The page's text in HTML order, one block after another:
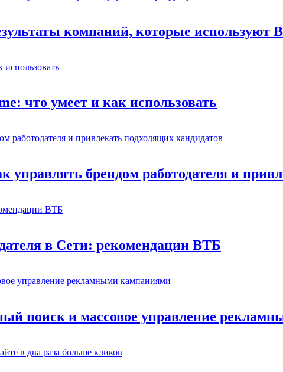
компаний, которые используют
что умеет и как использовать
брендом работодателя и
в Сети: рекомендации ВТБ
поиск и массовое управление